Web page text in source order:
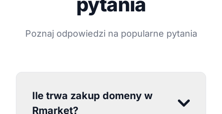
Poznaj odpowiedzi na popularne pytania
Ile trwa zakup domeny w
Rmarket?